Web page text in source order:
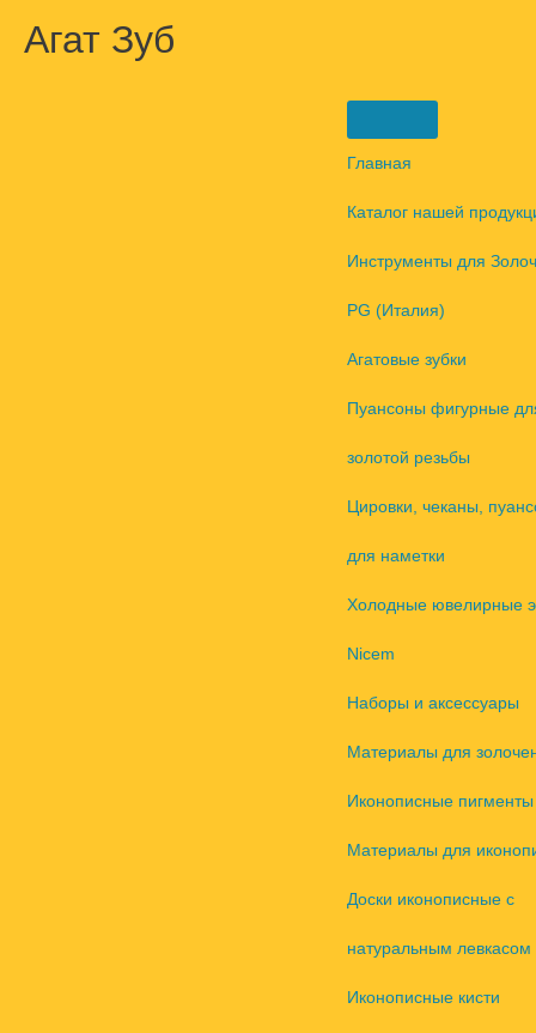
Агат Зуб
Главная
Каталог нашей
Инструменты для
PG (Италия)
Агатовые зубки
Пуансоны фигурные
золотой резьбы
Цировки, чеканы,
для наметки
Холодные ювелирные
Nicem
Наборы и аксессуары
Материалы для
Иконописные пигменты
Материалы для
Доски иконописные с
натуральным левкасом
Иконописные кисти